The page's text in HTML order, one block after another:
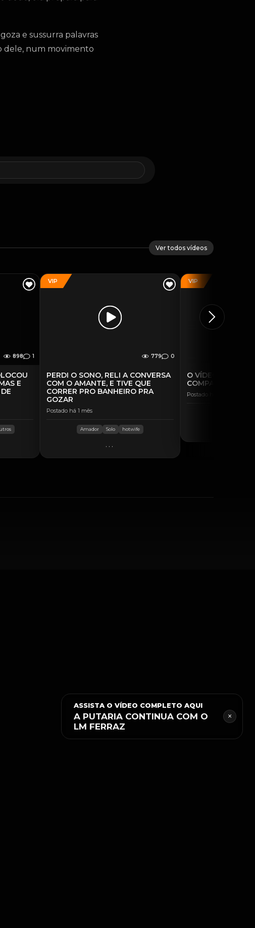
e sussurra palavras
dele, num movimento
Ver todos vídeos
898 1
E
VIP
779 0
PERDI O SONO, RELI A CONVERSA
COM O AMANTE, E TIVE QUE
CORRER PRO BANHEIRO PRA
GOZAR
Postado há 1 mês
Amador Solo hotwife
...
VIP
O VÍDEO QUE
COMPARTILHADO
Postado há 4 dias
×
ASSISTA O VÍDEO COMPLETO AQUI
A PUTARIA CONTINUA COM O
LM FERRAZ